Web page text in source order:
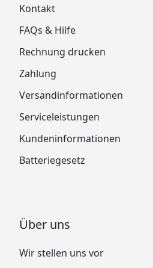
Kontakt
FAQs & Hilfe
Rechnung drucken
Zahlung
Versandinformationen
Serviceleistungen
Kundeninformationen
Batteriegesetz
Über uns
Wir stellen uns vor